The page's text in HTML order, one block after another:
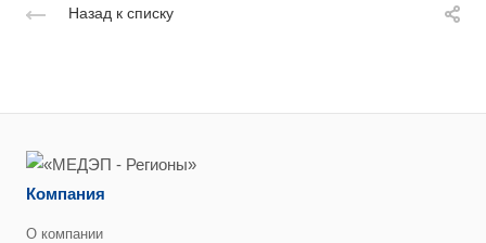
Назад к списку
Компания
О компании